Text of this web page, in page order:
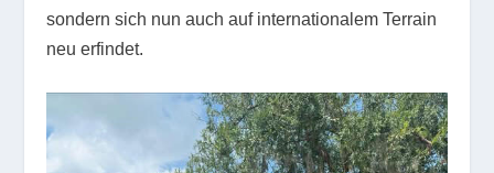
sondern sich nun auch auf internationalem Terrain
neu erfindet.